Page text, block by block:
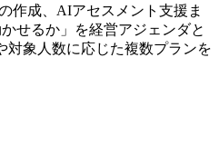
作成、AIアセスメント支援ま
せるか」を経営アジェンダと
対象人数に応じた複数プランを